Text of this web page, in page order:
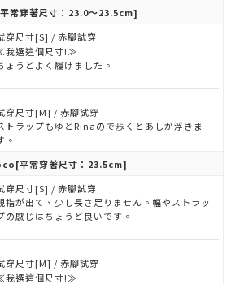
常穿著尺寸：23.0～23.5cm]
穿尺寸[S] / 赤腳試穿
我選這個尺寸!≫
ょうどよく履けました。
穿尺寸[M] / 赤腳試穿
トラップもゆとRinaので歩くとあしが浮きま
。
[平常穿著尺寸：23.5cm]
穿尺寸[S] / 赤腳試穿
指が出て、少し長さ足りません。幅やストラッ
の感じはちょうど良いです。
穿尺寸[M] / 赤腳試穿
我選這個尺寸!≫